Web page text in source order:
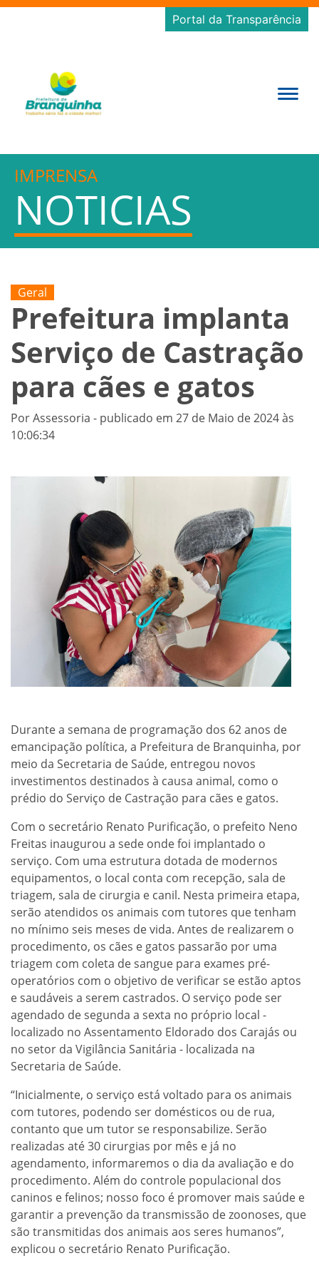
Portal da Transparência
IMPRENSA
NOTICIAS
Geral
Prefeitura implanta
Serviço de Castração
para cães e gatos
Por Assessoria - publicado em 27 de Maio de 2024 às
10:06:34
Durante a semana de programação dos 62 anos de
emancipação política, a Prefeitura de Branquinha, por
meio da Secretaria de Saúde, entregou novos
investimentos destinados à causa animal, como o
prédio do Serviço de Castração para cães e gatos.
Com o secretário Renato Purificação, o prefeito Neno
Freitas inaugurou a sede onde foi implantado o
serviço. Com uma estrutura dotada de modernos
equipamentos, o local conta com recepção, sala de
triagem, sala de cirurgia e canil. Nesta primeira etapa,
serão atendidos os animais com tutores que tenham
no mínimo seis meses de vida. Antes de realizarem o
procedimento, os cães e gatos passarão por uma
triagem com coleta de sangue para exames pré-
operatórios com o objetivo de verificar se estão aptos
e saudáveis a serem castrados. O serviço pode ser
agendado de segunda a sexta no próprio local -
localizado no Assentamento Eldorado dos Carajás ou
no setor da Vigilância Sanitária - localizada na
Secretaria de Saúde.
“Inicialmente, o serviço está voltado para os animais
com tutores, podendo ser domésticos ou de rua,
contanto que um tutor se responsabilize. Serão
realizadas até 30 cirurgias por mês e já no
agendamento, informaremos o dia da avaliação e do
procedimento. Além do controle populacional dos
caninos e felinos; nosso foco é promover mais saúde e
garantir a prevenção da transmissão de zoonoses, que
são transmitidas dos animais aos seres humanos”,
explicou o secretário Renato Purificação.